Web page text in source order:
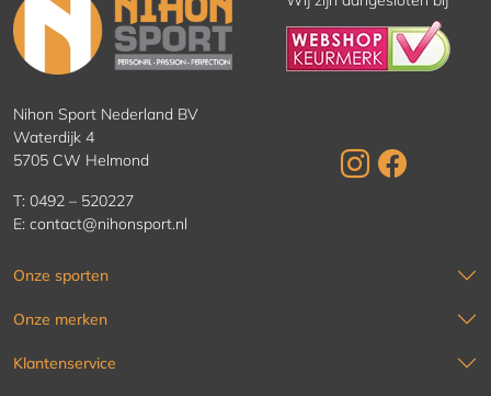
Nihon Sport Nederland BV
Waterdijk 4
5705 CW Helmond
T: 0492 – 520227
E: contact@nihonsport.nl
Onze sporten
Onze merken
Klantenservice